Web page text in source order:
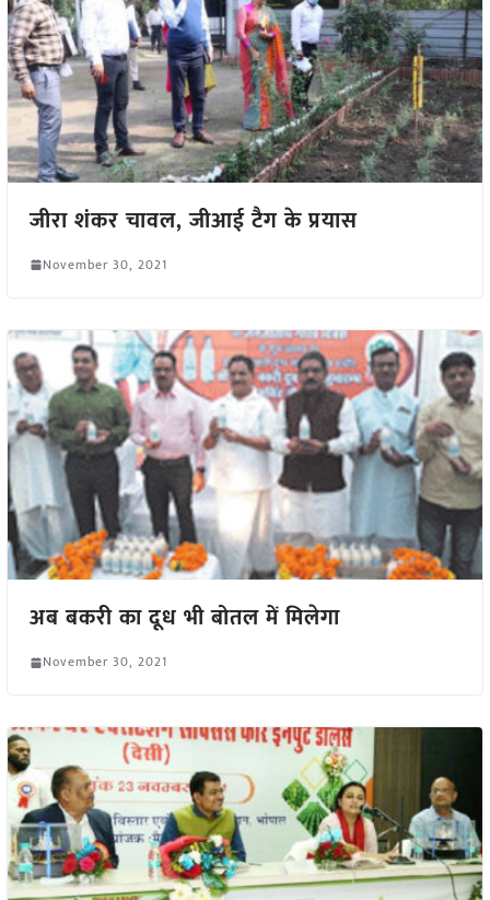
जीरा शंकर चावल, जीआई टैग के प्रयास
November 30, 2021
अब बकरी का दूध भी बोतल में मिलेगा
November 30, 2021